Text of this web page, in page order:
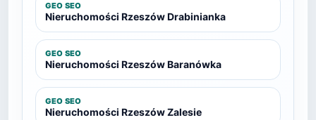
GEO SEO
Nieruchomości Rzeszów Drabinianka
GEO SEO
Nieruchomości Rzeszów Baranówka
GEO SEO
Nieruchomości Rzeszów Zalesie